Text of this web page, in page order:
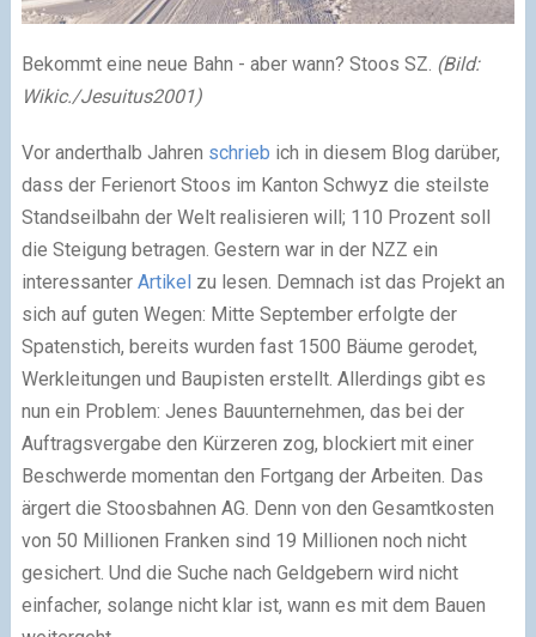
Bekommt eine neue Bahn - aber wann? Stoos SZ. (Bild:
Wikic./Jesuitus2001)
Vor anderthalb Jahren schrieb ich in diesem Blog darüber,
dass der Ferienort Stoos im Kanton Schwyz die steilste
Standseilbahn der Welt realisieren will; 110 Prozent soll
die Steigung betragen. Gestern war in der NZZ ein
interessanter Artikel zu lesen. Demnach ist das Projekt an
sich auf guten Wegen: Mitte September erfolgte der
Spatenstich, bereits wurden fast 1500 Bäume gerodet,
Werkleitungen und Baupisten erstellt. Allerdings gibt es
nun ein Problem: Jenes Bauunternehmen, das bei der
Auftragsvergabe den Kürzeren zog, blockiert mit einer
Beschwerde momentan den Fortgang der Arbeiten. Das
ärgert die Stoosbahnen AG. Denn von den Gesamtkosten
von 50 Millionen Franken sind 19 Millionen noch nicht
gesichert. Und die Suche nach Geldgebern wird nicht
einfacher, solange nicht klar ist, wann es mit dem Bauen